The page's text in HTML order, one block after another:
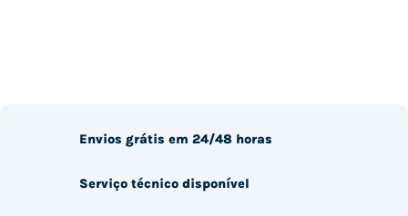
Envios grátis em 24/48 horas
Serviço técnico disponível